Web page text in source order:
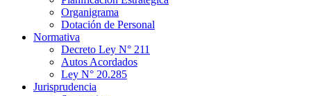
Organigrama
Dotación de Personal
Normativa
Decreto Ley N° 211
Autos Acordados
Ley N° 20.285
Jurisprudencia